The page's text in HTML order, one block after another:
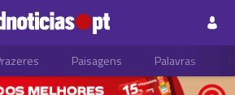
Paisagens Palavras